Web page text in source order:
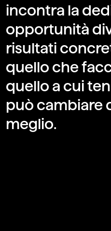
incontra la
opportunità
risultati
quello che
quello a cui
può cambiare
meglio.